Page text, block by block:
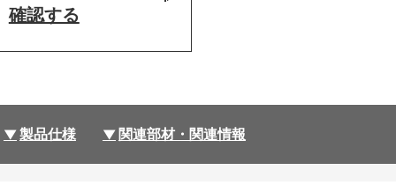
確認する
製品仕様 関連部材・関連情報